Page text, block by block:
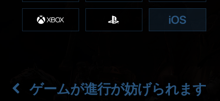
ゲームが進行が妨げられます